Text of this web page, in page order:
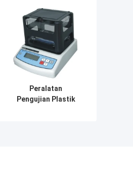
Peralatan
Pengujian Plastik